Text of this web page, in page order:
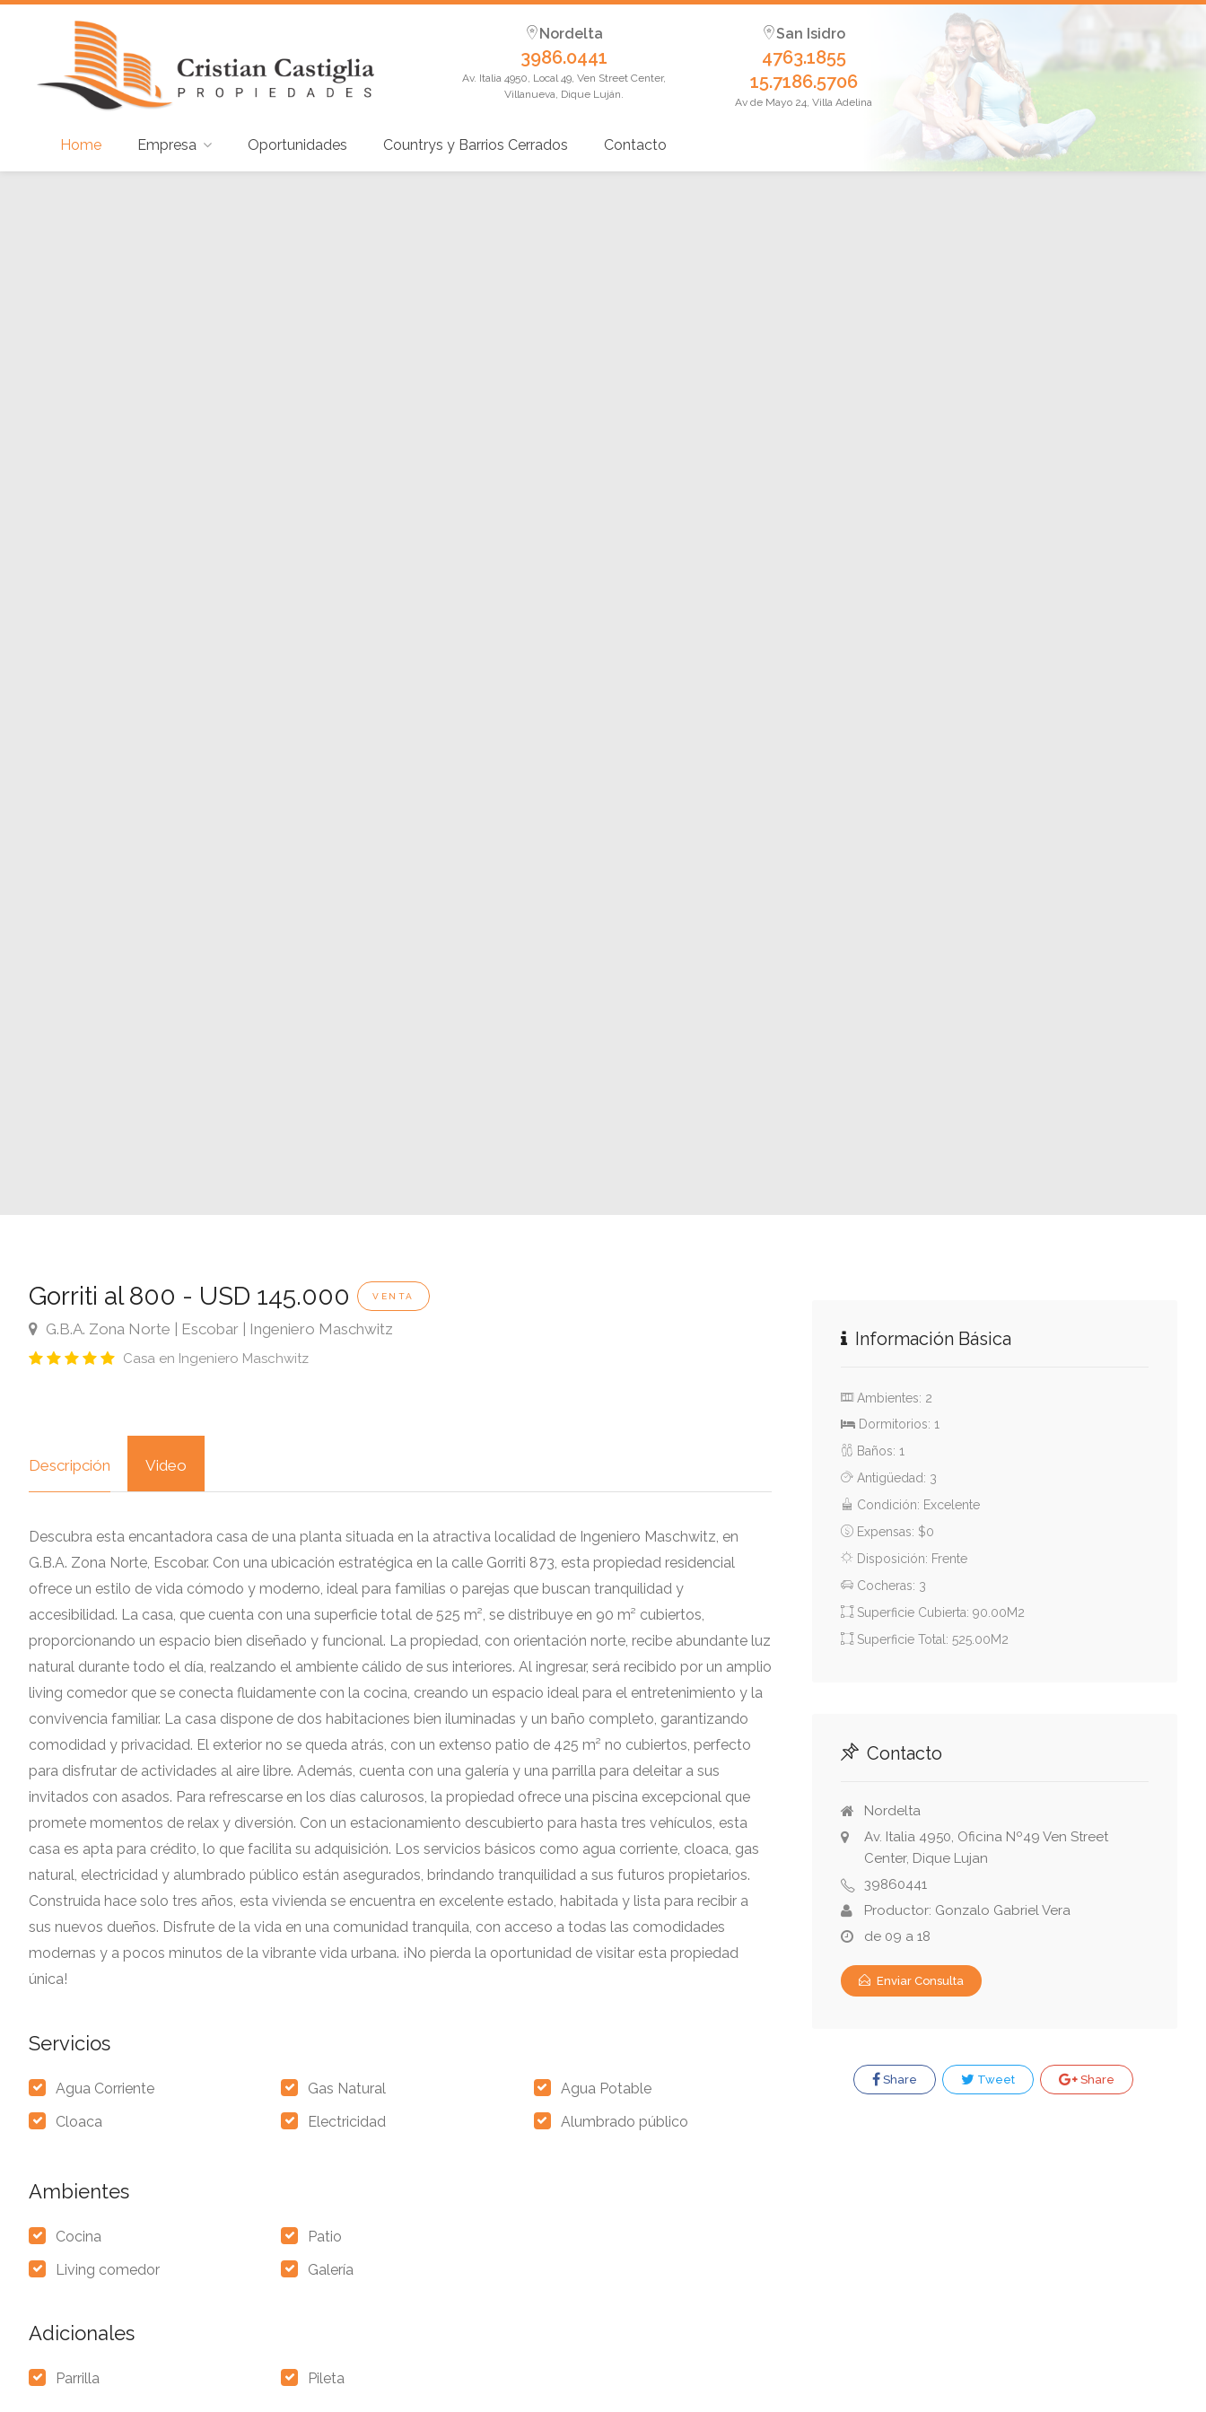
Nordelta
3986.0441
Av. Italia 4950, Local 49, Ven Street Center,
Villanueva, Dique Luján.
San Isidro
4763.1855
15.7186.5706
Av de Mayo 24, Villa Adelina
Home Empresa Oportunidades Countrys y Barrios Cerrados Contacto
Gorriti al 800 - USD 145.000 VENTA
G.B.A. Zona Norte | Escobar | Ingeniero Maschwitz
Casa en Ingeniero Maschwitz
Descripción Video
Descubra esta encantadora casa de una planta situada en la atractiva localidad de Ingeniero Maschwitz, en
G.B.A. Zona Norte, Escobar. Con una ubicación estratégica en la calle Gorriti 873, esta propiedad residencial
ofrece un estilo de vida cómodo y moderno, ideal para familias o parejas que buscan tranquilidad y
accesibilidad. La casa, que cuenta con una superficie total de 525 m², se distribuye en 90 m² cubiertos,
proporcionando un espacio bien diseñado y funcional. La propiedad, con orientación norte, recibe abundante luz
natural durante todo el día, realzando el ambiente cálido de sus interiores. Al ingresar, será recibido por un amplio
living comedor que se conecta fluidamente con la cocina, creando un espacio ideal para el entretenimiento y la
convivencia familiar. La casa dispone de dos habitaciones bien iluminadas y un baño completo, garantizando
comodidad y privacidad. El exterior no se queda atrás, con un extenso patio de 425 m² no cubiertos, perfecto
para disfrutar de actividades al aire libre. Además, cuenta con una galería y una parrilla para deleitar a sus
invitados con asados. Para refrescarse en los días calurosos, la propiedad ofrece una piscina excepcional que
promete momentos de relax y diversión. Con un estacionamiento descubierto para hasta tres vehículos, esta
casa es apta para crédito, lo que facilita su adquisición. Los servicios básicos como agua corriente, cloaca, gas
natural, electricidad y alumbrado público están asegurados, brindando tranquilidad a sus futuros propietarios.
Construida hace solo tres años, esta vivienda se encuentra en excelente estado, habitada y lista para recibir a
sus nuevos dueños. Disfrute de la vida en una comunidad tranquila, con acceso a todas las comodidades
modernas y a pocos minutos de la vibrante vida urbana. ¡No pierda la oportunidad de visitar esta propiedad
única!
Servicios
Agua Corriente
Cloaca
Gas Natural
Electricidad
Agua Potable
Alumbrado público
Ambientes
Cocina
Living comedor
Patio
Galería
Adicionales
Parrilla Pileta
Información Básica
Ambientes: 2
Dormitorios: 1
Baños: 1
Antigüedad: 3
Condición: Excelente
Expensas: $0
Disposición: Frente
Cocheras: 3
Superficie Cubierta: 90.00M2
Superficie Total: 525.00M2
Contacto
Nordelta
Av. Italia 4950, Oficina Nº49 Ven Street
Center, Dique Lujan
39860441
Productor: Gonzalo Gabriel Vera
de 09 a 18
Enviar Consulta
Share Tweet Share